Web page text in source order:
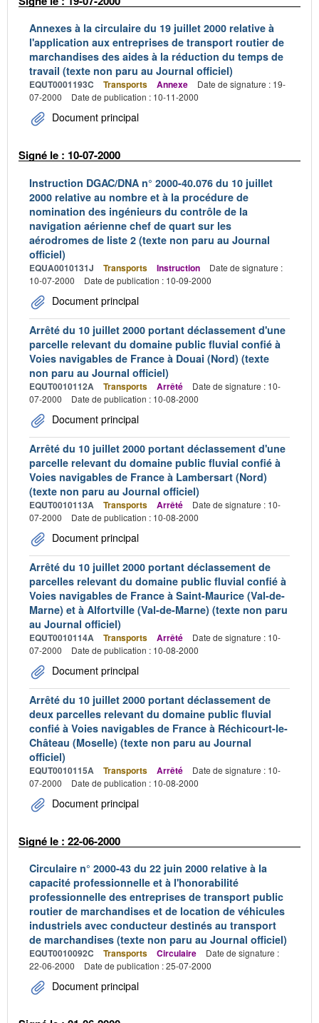
Annexes à la circulaire du 19 juillet 2000 relative à
l'application aux entreprises de transport routier de
marchandises des aides à la réduction du temps de
travail (texte non paru au Journal officiel)
EQUT0001193C Transports Annexe
Date de signature : 19-
07-2000
Date de publication : 10-11-2000
Document principal
Signé le : 10-07-2000
Instruction DGAC/DNA n° 2000-40.076 du 10 juillet
2000 relative au nombre et à la procédure de
nomination des ingénieurs du contrôle de la
navigation aérienne chef de quart sur les
aérodromes de liste 2 (texte non paru au Journal
officiel)
EQUA0010131J Transports Instruction
Date de signature :
10-07-2000
Date de publication : 10-09-2000
Document principal
Arrêté du 10 juillet 2000 portant déclassement d'une
parcelle relevant du domaine public fluvial confié à
Voies navigables de France à Douai (Nord) (texte
non paru au Journal officiel)
EQUT0010112A Transports Arrêté
Date de signature : 10-
07-2000
Date de publication : 10-08-2000
Document principal
Arrêté du 10 juillet 2000 portant déclassement d'une
parcelle relevant du domaine public fluvial confié à
Voies navigables de France à Lambersart (Nord)
(texte non paru au Journal officiel)
EQUT0010113A Transports Arrêté
Date de signature : 10-
07-2000
Date de publication : 10-08-2000
Document principal
Arrêté du 10 juillet 2000 portant déclassement de
parcelles relevant du domaine public fluvial confié à
Voies navigables de France à Saint-Maurice (Val-de-
Marne) et à Alfortville (Val-de-Marne) (texte non paru
au Journal officiel)
EQUT0010114A Transports Arrêté
Date de signature : 10-
07-2000
Date de publication : 10-08-2000
Document principal
Arrêté du 10 juillet 2000 portant déclassement de
deux parcelles relevant du domaine public fluvial
confié à Voies navigables de France à Réchicourt-le-
Château (Moselle) (texte non paru au Journal
officiel)
EQUT0010115A Transports Arrêté
Date de signature : 10-
07-2000
Date de publication : 10-08-2000
Document principal
Signé le : 22-06-2000
Circulaire n° 2000-43 du 22 juin 2000 relative à la
capacité professionnelle et à l'honorabilité
professionnelle des entreprises de transport public
routier de marchandises et de location de véhicules
industriels avec conducteur destinés au transport
de marchandises (texte non paru au Journal officiel)
EQUT0010092C Transports Circulaire
Date de signature :
22-06-2000
Date de publication : 25-07-2000
Document principal